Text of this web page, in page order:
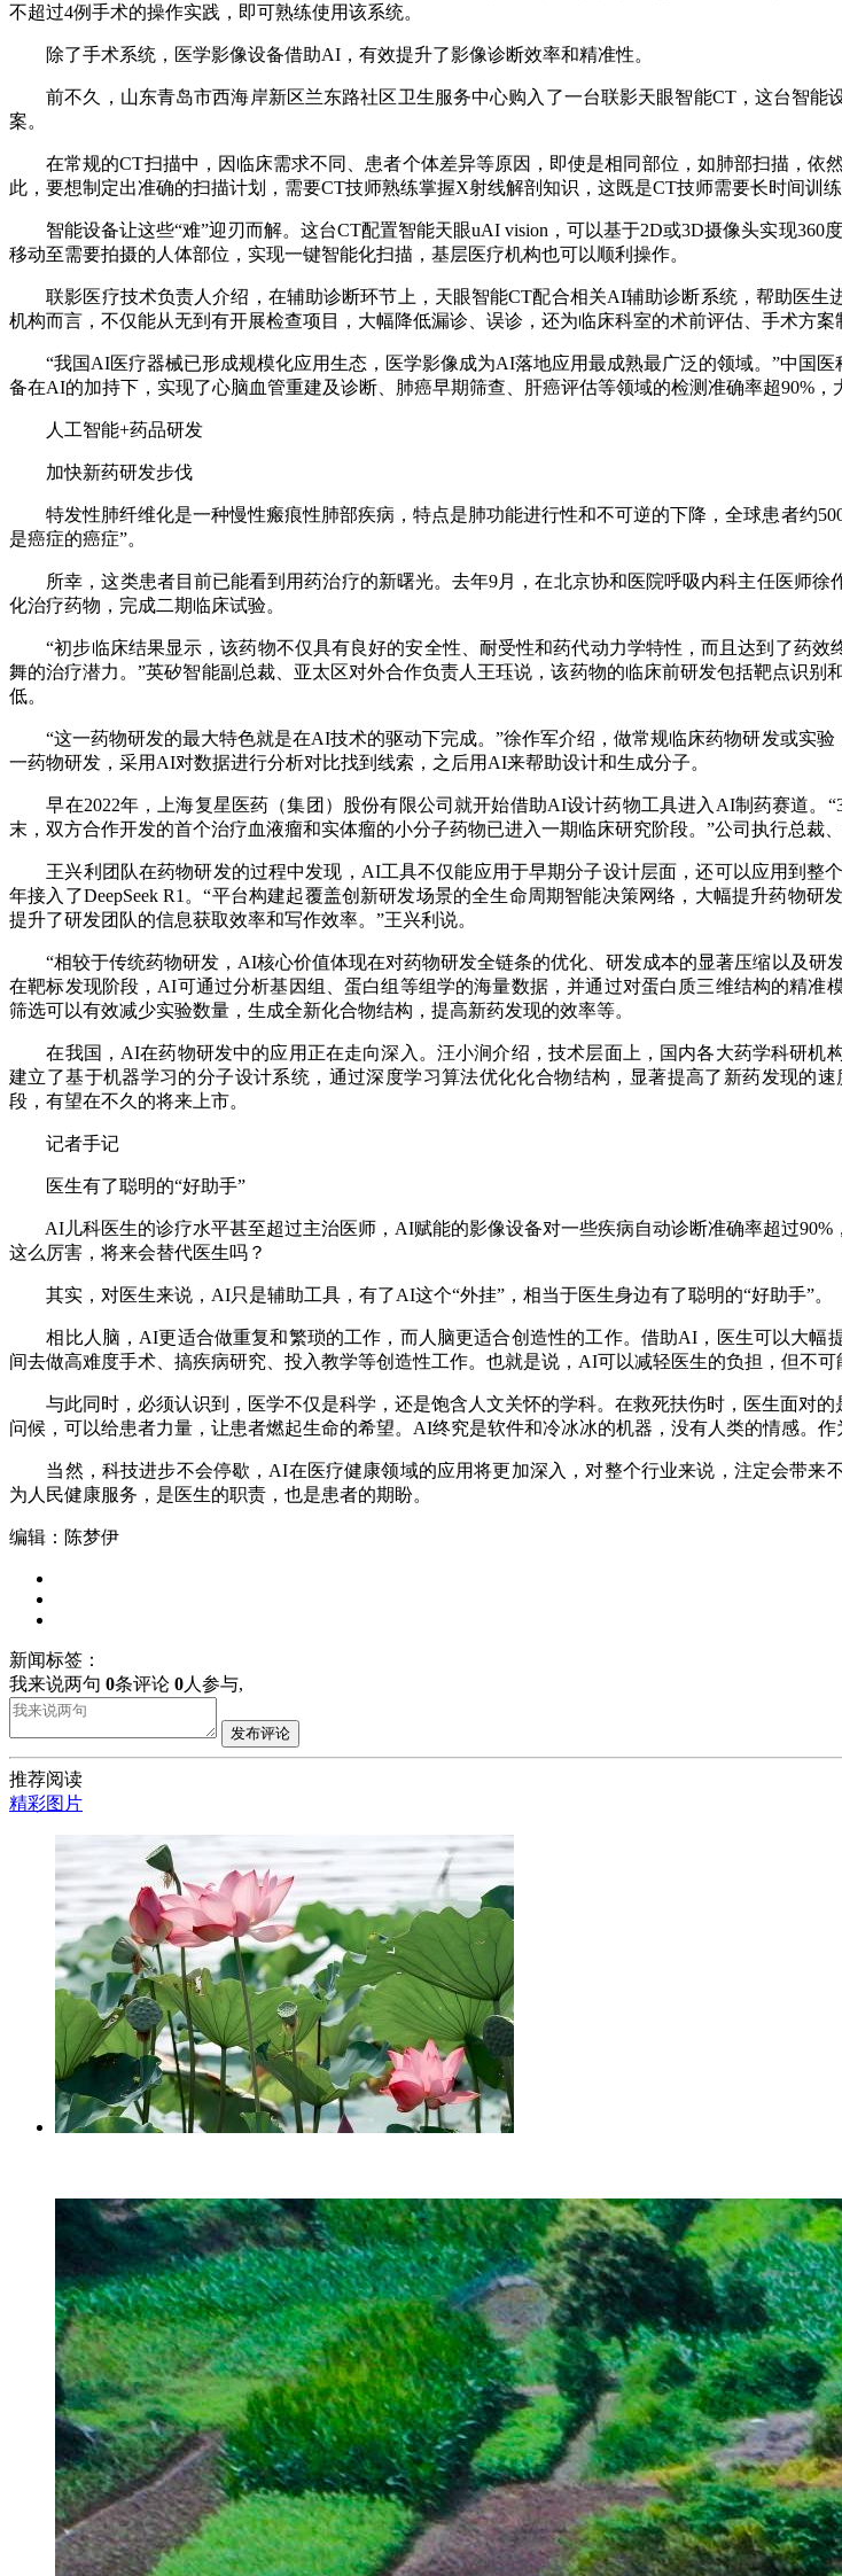
不超过4例手术的操作实践，即可熟练使用该系统。
除了手术系统，医学影像设备借助AI，有效提升了影像诊断效率和精准性。
前不久，山东青岛市西海岸新区兰东路社区卫生服务中心购入了一台联影天眼智能CT，这台智能
案。
在常规的CT扫描中，因临床需求不同、患者个体差异等原因，即使是相同部位，如肺部扫描，依
此，要想制定出准确的扫描计划，需要CT技师熟练掌握X射线解剖知识，这既是CT技师需要长时间训
智能设备让这些“难”迎刃而解。这台CT配置智能天眼uAI vision，可以基于2D或3D摄像头实现360
移动至需要拍摄的人体部位，实现一键智能化扫描，基层医疗机构也可以顺利操作。
联影医疗技术负责人介绍，在辅助诊断环节上，天眼智能CT配合相关AI辅助诊断系统，帮助医生
机构而言，不仅能从无到有开展检查项目，大幅降低漏诊、误诊，还为临床科室的术前评估、手术方案
“我国AI医疗器械已形成规模化应用生态，医学影像成为AI落地应用最成熟最广泛的领域。”中国
备在AI的加持下，实现了心脑血管重建及诊断、肺癌早期筛查、肝癌评估等领域的检测准确率超90%，
人工智能+药品研发
加快新药研发步伐
特发性肺纤维化是一种慢性瘢痕性肺部疾病，特点是肺功能进行性和不可逆的下降，全球患者约
是癌症的癌症”。
所幸，这类患者目前已能看到用药治疗的新曙光。去年9月，在北京协和医院呼吸内科主任医师徐
化治疗药物，完成二期临床试验。
“初步临床结果显示，该药物不仅具有良好的安全性、耐受性和药代动力学特性，而且达到了药效
舞的治疗潜力。”英矽智能副总裁、亚太区对外合作负责人王珏说，该药物的临床前研发包括靶点识
低。
“这一药物研发的最大特色就是在AI技术的驱动下完成。”徐作军介绍，做常规临床药物研发或实
一药物研发，采用AI对数据进行分析对比找到线索，之后用AI来帮助设计和生成分子。
早在2022年，上海复星医药（集团）股份有限公司就开始借助AI设计药物工具进入AI制药赛道。
末，双方合作开发的首个治疗血液瘤和实体瘤的小分子药物已进入一期临床研究阶段。”公司执行总裁
王兴利团队在药物研发的过程中发现，AI工具不仅能应用于早期分子设计层面，还可以应用到整
年接入了DeepSeek R1。“平台构建起覆盖创新研发场景的全生命周期智能决策网络，大幅提升药物
提升了研发团队的信息获取效率和写作效率。”王兴利说。
“相较于传统药物研发，AI核心价值体现在对药物研发全链条的优化、研发成本的显著压缩以及研
在靶标发现阶段，AI可通过分析基因组、蛋白组等组学的海量数据，并通过对蛋白质三维结构的精
筛选可以有效减少实验数量，生成全新化合物结构，提高新药发现的效率等。
在我国，AI在药物研发中的应用正在走向深入。汪小涧介绍，技术层面上，国内各大药学科研机
建立了基于机器学习的分子设计系统，通过深度学习算法优化化合物结构，显著提高了新药发现的
段，有望在不久的将来上市。
记者手记
医生有了聪明的“好助手”
AI儿科医生的诊疗水平甚至超过主治医师，AI赋能的影像设备对一些疾病自动诊断准确率超过
这么厉害，将来会替代医生吗？
其实，对医生来说，AI只是辅助工具，有了AI这个“外挂”，相当于医生身边有了聪明的“好助手”。
相比人脑，AI更适合做重复和繁琐的工作，而人脑更适合创造性的工作。借助AI，医生可以大幅
间去做高难度手术、搞疾病研究、投入教学等创造性工作。也就是说，AI可以减轻医生的负担，但不可
与此同时，必须认识到，医学不仅是科学，还是饱含人文关怀的学科。在救死扶伤时，医生面对
问候，可以给患者力量，让患者燃起生命的希望。AI终究是软件和冷冰冰的机器，没有人类的情感。
当然，科技进步不会停歇，AI在医疗健康领域的应用将更加深入，对整个行业来说，注定会带来
为人民健康服务，是医生的职责，也是患者的期盼。
编辑：陈梦伊
新闻标签：
我来说两句 0条评论 0人参与,
发布评论
推荐阅读